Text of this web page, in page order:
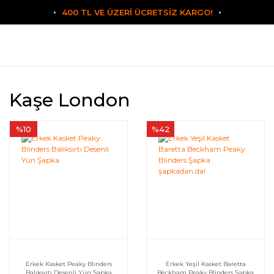
400 TL VE ÜZERİ ÜCRETSİZ KARGO!
Kaşe London
%10
Erkek Kasket Peaky Blinders
%42
Erkek Yeşil Kasket Baretta